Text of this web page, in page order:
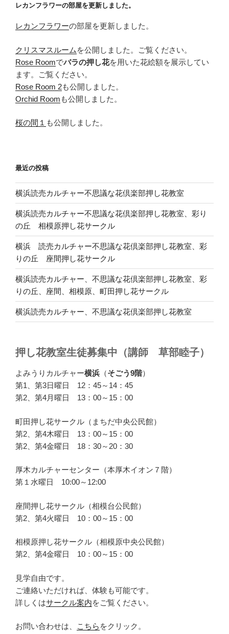
レカンフラワーの部屋を更新しました。
レカンフラワーの部屋を更新しました。
クリスマスルーム を公開しました。ご覧ください。
Rose Roomでバラの押し花を用いた花絵額を展示してい
ます。ご覧ください。
Rose Room 2も公開しました。
Orchid Room も公開しました。
桜の間１ も公開しました。
最近の投稿
横浜読売カルチャー不思議な花倶楽部押し花教室
横浜読売カルチャー不思議な花倶楽部押し花教室、彩り
の丘 相模原押し花サークル
横浜 読売カルチャー不思議な花倶楽部押し花教室、彩
りの丘 座間押し花サークル
横浜読売カルチャー、不思議な花倶楽部押し花教室、彩
りの丘、座間、相模原、町田押し花サークル
横浜読売カルチャー、不思議な花倶楽部押し花教室
押し花教室生徒募集中（講師 草部睦子）
よみうりカルチャー横浜 （そごう9階）
第1、第3日曜日 12：45～14：45
第2、第4月曜日 13：00～15：00
町田押し花サークル（まちだ中央公民館）
第2、第4木曜日 13：00～15：00
第2、第4金曜日 18：30～20：30
厚木カルチャーセンター（本厚木イオン７階）
第１水曜日 10:00～12:00
座間押し花サークル（相模台公民館）
第2、第4火曜日 10：00～15：00
相模原押し花サークル（相模原中央公民館）
第2、第4金曜日 10：00～15：00
見学自由です。
ご連絡いただければ、体験も可能です。
詳しくはサークル案内をご覧ください。
お問い合わせは、 こちら をクリック。